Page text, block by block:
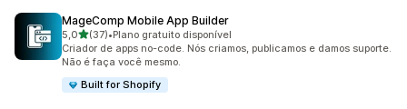
MageComp Mobile App Builder
5,0de 5 estrelas
(37)
37 avaliações ao todo
•Plano gratuito disponível
Criador de apps no-code. Nós criamos, publicamos e damos suporte.
Não é faça você mesmo.
Built for Shopify